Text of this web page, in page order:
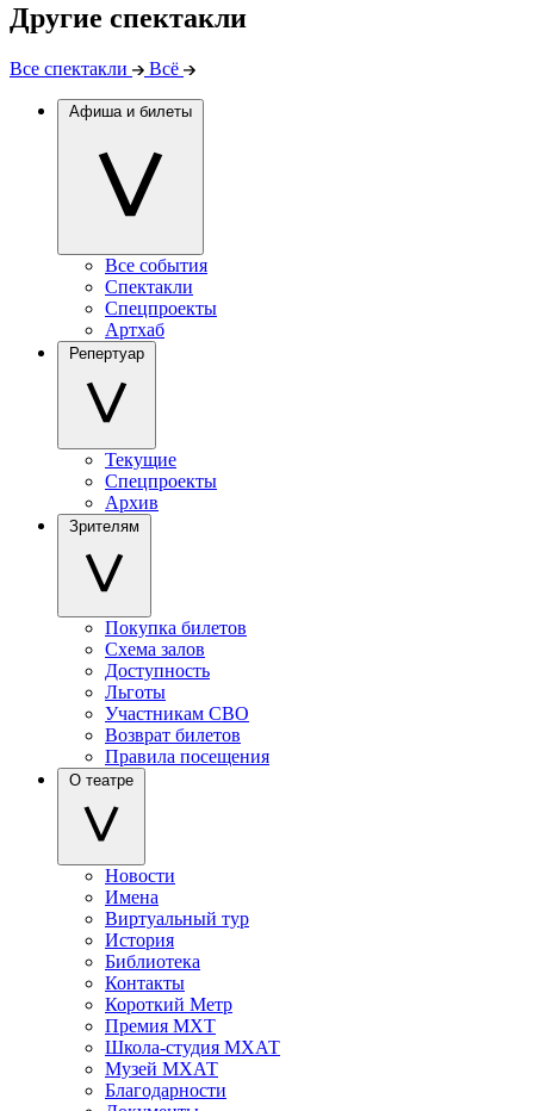
Другие спектакли
Все спектакли Всё
Афиша и билеты
Все события
Спектакли
Спецпроекты
Артхаб
Репертуар
Текущие
Спецпроекты
Архив
Зрителям
Покупка билетов
Схема залов
Доступность
Льготы
Участникам СВО
Возврат билетов
Правила посещения
О театре
Новости
Имена
Виртуальный тур
История
Библиотека
Контакты
Короткий Метр
Премия МХТ
Школа-студия МХАТ
Музей МХАТ
Благодарности